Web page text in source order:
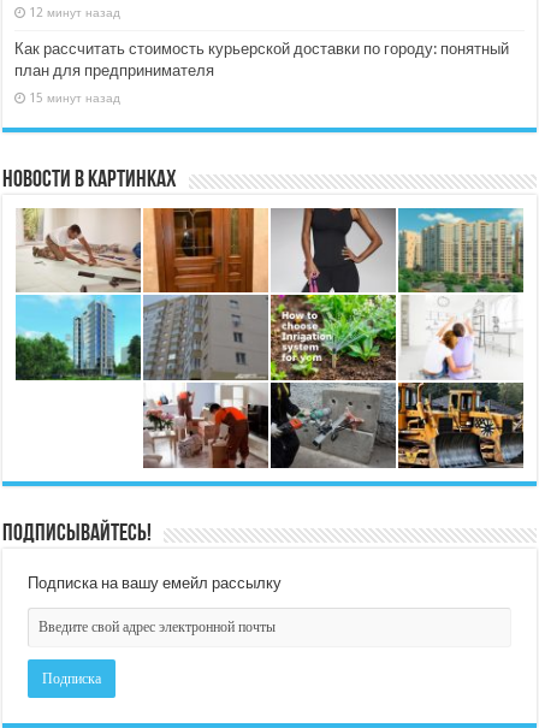
12 минут назад
Как рассчитать стоимость курьерской доставки по городу: понятный
план для предпринимателя
15 минут назад
Новости в картинках
Подписывайтесь!
Подписка на вашу емейл рассылку